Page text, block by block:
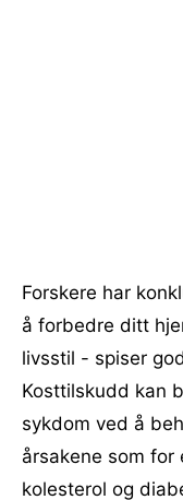
Forskere har
å forbedre ditt
livsstil - spiser
Kosttilskudd kan
sykdom ved å
årsakene som
kolesterol og